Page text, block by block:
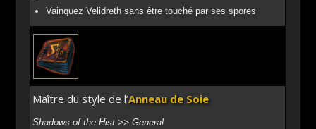
Vainquez Velidreth sans être touché par ses spores
Maître du style de l’Anneau de Soie
Shadows of the Hist >> General